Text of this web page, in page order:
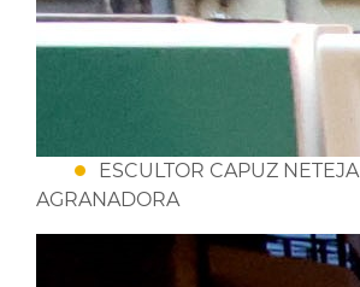
ESCULTOR CAPUZ NETEJA
AGRANADORA